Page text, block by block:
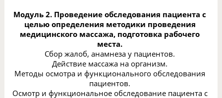
Модуль 2. Проведение обследования пациента с
целью определения методики проведения
медицинского массажа, подготовка рабочего
места.
Сбор жалоб, анамнеза у пациентов.
Действие массажа на организм.
Методы осмотра и функционального обследования
пациентов.
Осмотр и функциональное обследование пациента с